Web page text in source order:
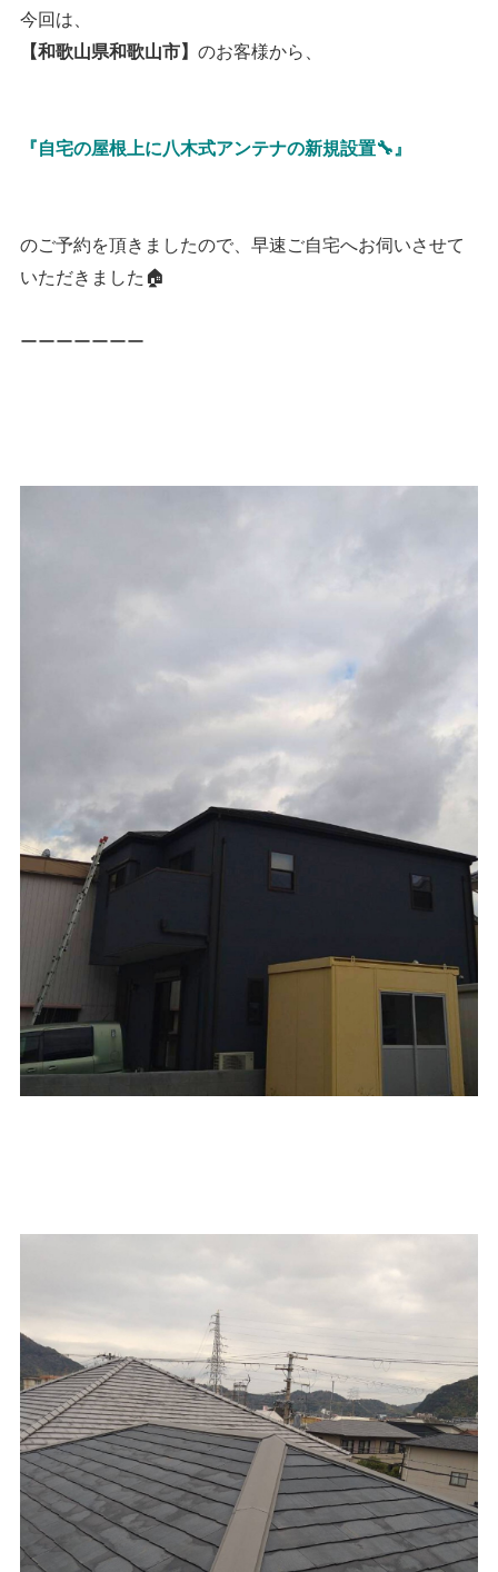
今回は、
【和歌山県和歌山市】 のお客様から、
『自宅の屋根上に八木式アンテナの新規設置🔧』
のご予約を頂きましたので、早速ご自宅へお伺いさせて
いただきました🏠
ーーーーーーー